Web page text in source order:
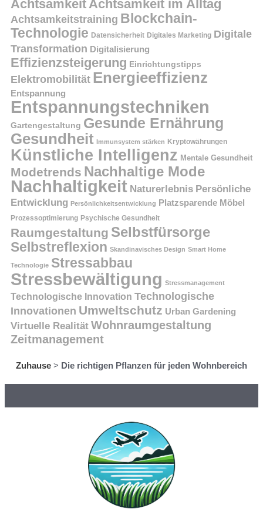
Achtsamkeit Achtsamkeit im Alltag
Achtsamkeitstraining Blockchain-
Technologie Datensicherheit Digitales Marketing Digitale
Transformation Digitalisierung
Effizienzsteigerung Einrichtungstipps
Elektromobilität Energieeffizienz
Entspannung
Entspannungstechniken
Gartengestaltung Gesunde Ernährung
Gesundheit Immunsystem stärken Kryptowährungen
Künstliche Intelligenz Mentale Gesundheit
Modetrends Nachhaltige Mode
Nachhaltigkeit Naturerlebnis Persönliche
Entwicklung Persönlichkeitsentwicklung Platzsparende Möbel
Prozessoptimierung Psychische Gesundheit
Raumgestaltung Selbstfürsorge
Selbstreflexion Skandinavisches Design Smart Home
Technologie Stressabbau
Stressbewältigung Stressmanagement
Technologische Innovation Technologische
Innovationen Umweltschutz Urban Gardening
Virtuelle Realität Wohnraumgestaltung
Zeitmanagement
Zuhause > Die richtigen Pflanzen für jeden Wohnbereich